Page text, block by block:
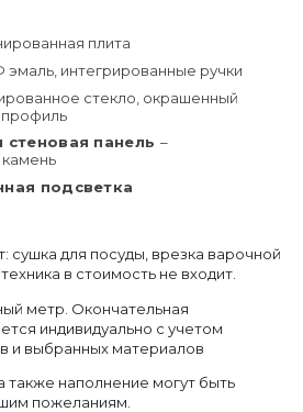
плита
интегрированные ручки
стекло, окрашенный
панель –
подсветка
сушка для посуды, врезка варочной
в стоимость не входит.
метр. Окончательная
индивидуально с учетом
и выбранных материалов
также наполнение могут быть
пожеланиям.